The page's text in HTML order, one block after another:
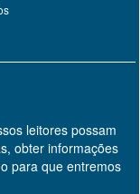
leitores possam
obter informações
para que entremos